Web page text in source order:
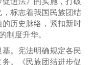
标志着我国民族团结
历史脉络，紧扣新时
制度升华。
。宪法明确规定各民
。《民族团结进步促